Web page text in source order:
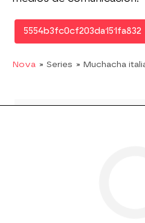
5554b3fc0cf203da151fa832
Nova » Series » Muchacha